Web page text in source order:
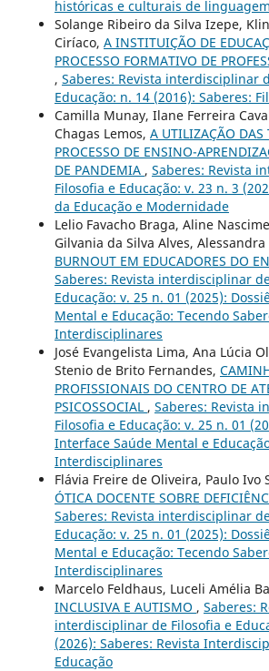
históricas e culturais de linguagem
Solange Ribeiro da Silva Izepe,
Ciríaco, A INSTITUIÇÃO DE
PROCESSO FORMATIVO DE
, Saberes: Revista interdisciplinar
Educação: n. 14 (2016): Saberes:
Camilla Munay, Ilane Ferreira
Chagas Lemos, A UTILIZAÇÃO DAS
PROCESSO DE ENSINO-
DE PANDEMIA , Saberes: Revista
Filosofia e Educação: v. 23 n. 3
da Educação e Modernidade
Lelio Favacho Braga, Aline
Gilvania da Silva Alves,
BURNOUT EM EDUCADORES DO
Saberes: Revista interdisciplinar
Educação: v. 25 n. 01 (2025):
Mental e Educação: Tecendo
Interdisciplinares
José Evangelista Lima, Ana Lúcia
Stenio de Brito Fernandes,
PROFISSIONAIS DO CENTRO DE
PSICOSSOCIAL , Saberes: Revista
Filosofia e Educação: v. 25 n. 01
Interface Saúde Mental e
Interdisciplinares
Flávia Freire de Oliveira, Paulo Ivo
ÓTICA DOCENTE SOBRE
Saberes: Revista interdisciplinar
Educação: v. 25 n. 01 (2025):
Mental e Educação: Tecendo
Interdisciplinares
Marcelo Feldhaus, Luceli Amélia
INCLUSIVA E AUTISMO , Saberes:
interdisciplinar de Filosofia e
(2026): Saberes: Revista
Educação